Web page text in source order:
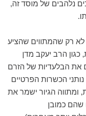
נלהבים של מוסד זה,
לא רק שהמתווים שהציע
כגון הרב יעקב מדן
את הבלעדיות של הזרם
הכשרות הפרטיים
ומתווה הגיור ישמר את
שהם כמובן